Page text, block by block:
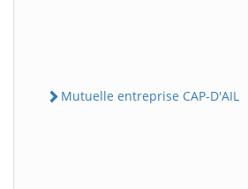
Mutuelle entreprise CAP-D'AIL